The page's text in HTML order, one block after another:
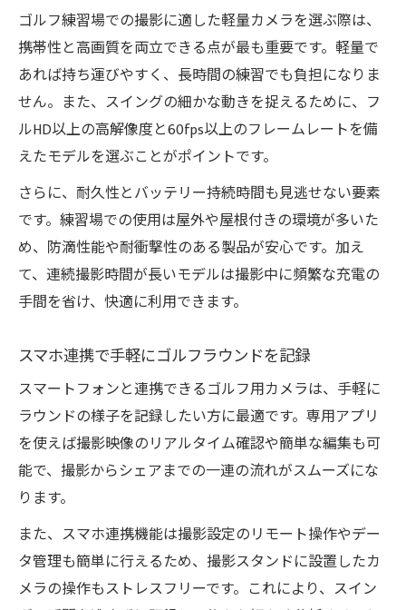
ゴルフ練習場での撮影に適した軽量カメラを選ぶ際は、
携帯性と高画質を両立できる点が最も重要です。軽量で
あれば持ち運びやすく、長時間の練習でも負担になりま
せん。また、スイングの細かな動きを捉えるために、フ
ルHD以上の高解像度と60fps以上のフレームレートを備
えたモデルを選ぶことがポイントです。
さらに、耐久性とバッテリー持続時間も見逃せない要素
です。練習場での使用は屋外や屋根付きの環境が多いた
め、防滴性能や耐衝撃性のある製品が安心です。加え
て、連続撮影時間が長いモデルは撮影中に頻繁な充電の
手間を省け、快適に利用できます。
スマホ連携で手軽にゴルフラウンドを記録
スマートフォンと連携できるゴルフ用カメラは、手軽に
ラウンドの様子を記録したい方に最適です。専用アプリ
を使えば撮影映像のリアルタイム確認や簡単な編集も可
能で、撮影からシェアまでの一連の流れがスムーズにな
ります。
また、スマホ連携機能は撮影設定のリモート操作やデー
タ管理も簡単に行えるため、撮影スタンドに設置したカ
メラの操作もストレスフリーです。これにより、スイン